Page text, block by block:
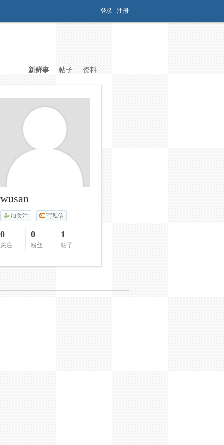
登录 注册
新鲜事 帖子 资料
wusan
加关注 写私信
0
关注
0
粉丝
1
帖子